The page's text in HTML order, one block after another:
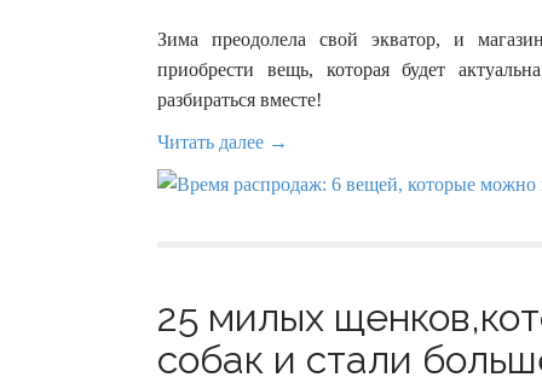
Зима преодолела свой экватор, и
приобрести вещь, которая будет
разбираться вместе!
Читать далее →
25 милых
собак и стали